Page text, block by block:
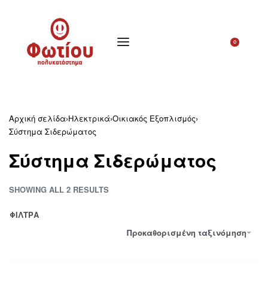
0
Αρχική σελίδα›Ηλεκτρικά›Οικιακός Εξοπλισμός›
Σύστημα Σιδερώματος
Σύστημα Σιδερώματος
SHOWING ALL 2 RESULTS
Προκαθορισμένη ταξινόμηση
ΦΙΛΤΡΑ